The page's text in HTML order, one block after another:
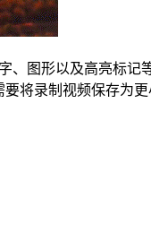
、图形以及高亮标记
将录制视频保存为